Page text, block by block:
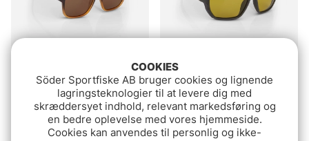
ANGLRS Sandhamn
Transparent Dark Brown
to Light Brown Gradient
269 DKK
ANGLRS Strömmen Matt
Dark Brown
339 DKK
COOKIES
Söder Sportfiske AB bruger cookies og lignende
lagringsteknologier til at levere dig med
skræddersyet indhold, relevant markedsføring og
en bedre oplevelse med vores hjemmeside.
Cookies kan anvendes til personlig og ikke-